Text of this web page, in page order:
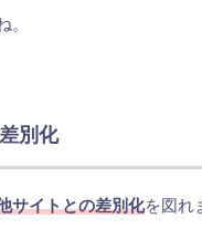
。
別化
サイトとの差別化を図れ